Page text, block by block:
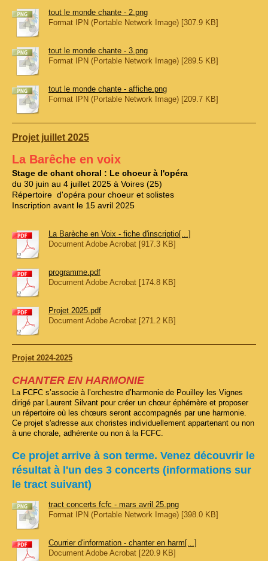
tout le monde chante - 2.png
Format IPN (Portable Network Image) [307.9 KB]
tout le monde chante - 3.png
Format IPN (Portable Network Image) [289.5 KB]
tout le monde chante - affiche.png
Format IPN (Portable Network Image) [209.7 KB]
Projet juillet 2025
La Barêche en voix
Stage de chant choral : Le choeur à l'opéra
du 30 juin au 4 juillet 2025 à Voires (25)
Répertoire d'opéra pour choeur et solistes
Inscription avant le 15 avril 2025
La Barèche en Voix - fiche d'inscriptio[...]
Document Adobe Acrobat [917.3 KB]
programme.pdf
Document Adobe Acrobat [174.8 KB]
Projet 2025.pdf
Document Adobe Acrobat [271.2 KB]
Projet 2024-2025
CHANTER EN HARMONIE
La FCFC s’associe à l’orchestre d’harmonie de Pouilley les Vignes
dirigé par Laurent Silvant pour créer un chœur éphémère et proposer
un répertoire où les chœurs seront accompagnés par une harmonie.
Ce projet s'adresse aux choristes individuellement appartenant ou non
à une chorale, adhérente ou non à la FCFC.
Ce projet arrive à son terme. Venez découvrir le
résultat à l'un des 3 concerts (informations sur
le tract suivant)
tract concerts fcfc - mars avril 25.png
Format IPN (Portable Network Image) [398.0 KB]
Courrier d'information - chanter en harm[...]
Document Adobe Acrobat [220.9 KB]